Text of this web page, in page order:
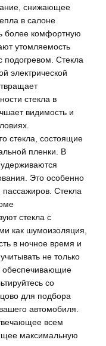
снижающее
в салоне
более комфортную
утомляемость
подогревом. Стекла
электрической
стекла в
видимость и
стекла, состоящие
пленки. В
Это особенно
Стекла
стекла с
как шумоизоляция,
в ночное время и
не только
обеспечивающие
со
для подбора
автомобиля.
всем
максимальную